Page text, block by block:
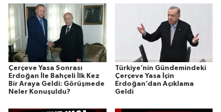
Çerçeve Yasa Sonrası
Erdoğan İle Bahçeli İlk Kez
Bir Araya Geldi: Görüşmede
Neler Konuşuldu?
Türkiye’nin Gündemindeki
Çerçeve Yasa İçin
Erdoğan’dan Açıklama
Geldi